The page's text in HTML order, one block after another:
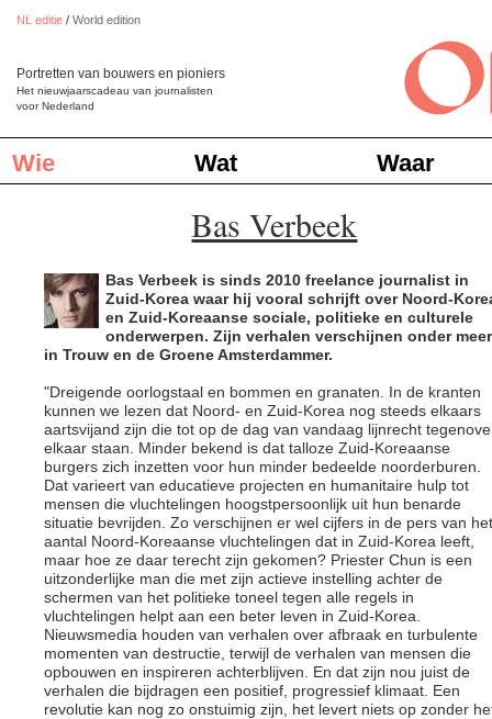
NL editie / World edition
Het nieuwjaarscadeau van journalisten
voor Nederland
Portretten van bouwers en pioniers
Wie Wat Waar
Bas Verbeek
Bas Verbeek is sinds 2010 freelance journalist in
Zuid-Korea waar hij vooral schrijft over Noord-
en Zuid-Koreaanse sociale, politieke en culturele
onderwerpen. Zijn verhalen verschijnen onder meer
in Trouw en de Groene Amsterdammer.
"Dreigende oorlogstaal en bommen en granaten. In de kranten
kunnen we lezen dat Noord- en Zuid-Korea nog steeds elkaars
aartsvijand zijn die tot op de dag van vandaag lijnrecht
elkaar staan. Minder bekend is dat talloze Zuid-Koreaanse
burgers zich inzetten voor hun minder bedeelde noorderburen.
Dat varieert van educatieve projecten en humanitaire hulp tot
mensen die vluchtelingen hoogstpersoonlijk uit hun benarde
situatie bevrijden. Zo verschijnen er wel cijfers in de pers van het
aantal Noord-Koreaanse vluchtelingen dat in Zuid-Korea leeft,
maar hoe ze daar terecht zijn gekomen? Priester Chun is een
uitzonderlijke man die met zijn actieve instelling achter de
schermen van het politieke toneel tegen alle regels in
vluchtelingen helpt aan een beter leven in Zuid-Korea.
Nieuwsmedia houden van verhalen over afbraak en turbulente
momenten van destructie, terwijl de verhalen van mensen die
opbouwen en inspireren achterblijven. En dat zijn nou juist de
verhalen die bijdragen een positief, progressief klimaat. Een
revolutie kan nog zo onstuimig zijn, het levert niets op zonder